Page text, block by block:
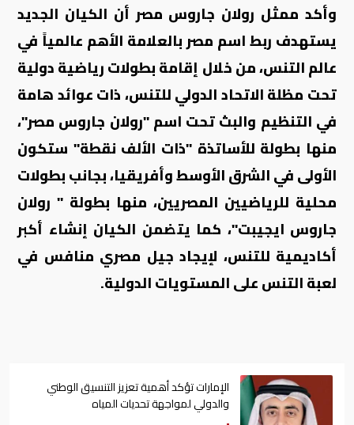
وأكد ممثل رولان جاروس مصر أن الكيان الجديد
يستهدف ربط اسم مصر بالعلامة الأهم عالمياً في
عالم التنس، من خلال إقامة بطولات رياضية دولية
تحت مظلة الاتحاد الدولي للتنس، ذات عوائد هامة
في التنظيم والبث تحت اسم "رولان جاروس مصر"،
منها بطولة للأساتذة "ذات الألف نقطة" ستكون
الأولى في الشرق الأوسط وأفريقيا، بجانب بطولات
محلية للرياضيين المصريين، منها بطولة " رولان
جاروس ايجيبت"، كما يتضمن الكيان إنشاء أكبر
أكاديمية للتنس، لإيجاد جيل مصري منافس في
لعبة التنس على المستويات الدولية.
الإمارات تؤكد أهمية تعزيز التنسيق الوطني
والدولي لمواجهة تحديات المياه